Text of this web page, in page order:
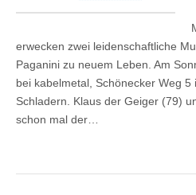
erwecken zwei leidenschaftliche
Paganini zu neuem Leben. Am
bei kabelmetal, Schönecker Weg 5
Schladern. Klaus der Geiger (79)
schon mal der…